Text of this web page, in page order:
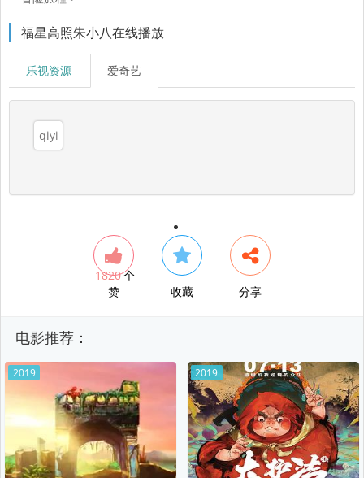
福星高照朱小八在线播放
乐视资源 爱奇艺
qiyi
1820个
赞
收藏 分享
电影推荐：
2019 2019